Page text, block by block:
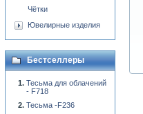
Чётки
Ювелирные изделия
Бестселлеры
Тесьма для облачений
- F718
Тесьма -F236